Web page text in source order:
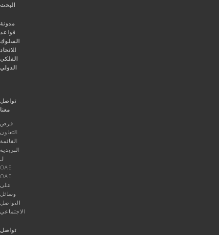
البحث
مدونة
قواعد
السلوك
للاتحاد
الفلكي
الدولي
تواصل
معنا
فرص
التعاون
القائمة
البريدية
لـ
OAE
OAE
على
وسائل
التواصل
الاجتماعي
تواصل